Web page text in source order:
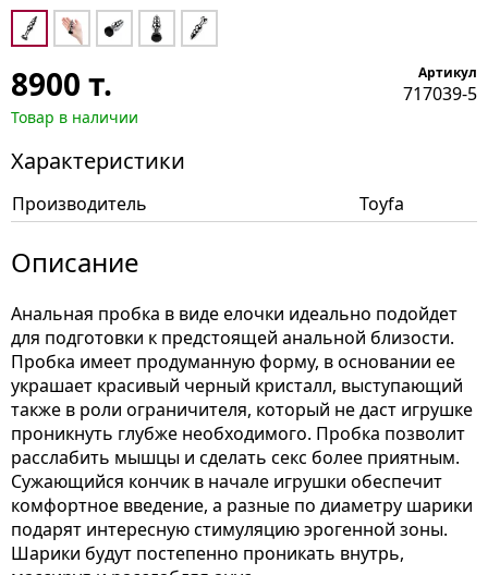
8900 т.
Товар в наличии
Артикул
717039-5
Характеристики
Производитель Toyfa
Описание
Анальная пробка в виде елочки идеально подойдет
для подготовки к предстоящей анальной близости.
Пробка имеет продуманную форму, в основании ее
украшает красивый черный кристалл, выступающий
также в роли ограничителя, который не даст игрушке
проникнуть глубже необходимого. Пробка позволит
расслабить мышцы и сделать секс более приятным.
Сужающийся кончик в начале игрушки обеспечит
комфортное введение, а разные по диаметру шарики
подарят интересную стимуляцию эрогенной зоны.
Шарики будут постепенно проникать внутрь,